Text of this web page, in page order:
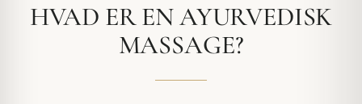
HVAD ER EN AYURVEDISK
MASSAGE?